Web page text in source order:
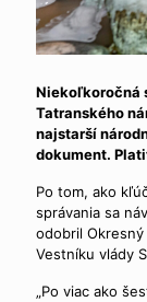
Niekoľkoročná
Tatranského
najstarší
dokument.
Po tom, ako
správania sa
odobril
Vestníku vlády
„Po viac ako